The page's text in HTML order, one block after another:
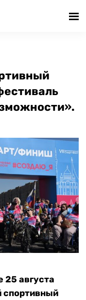
25 августа
спортивный